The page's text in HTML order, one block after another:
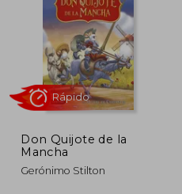
45%
dcto.
Don Quijote de la
Mancha
Gerónimo Stilton